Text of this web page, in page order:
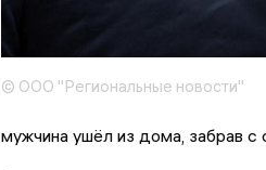
© ООО "Региональные новости"
мужчина ушёл из дома, забрав с